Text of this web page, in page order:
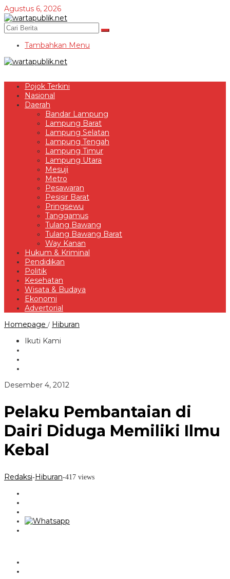
Lewati
ke
konten
Agustus 6, 2026
Tambahkan Menu
Pojok Terkini
Nasional
Daerah
Bandar Lampung
Lampung Barat
Lampung Selatan
Lampung Tengah
Lampung Timur
Lampung Utara
Mesuji
Metro
Pesawaran
Pesisir Barat
Pringsewu
Tanggamus
Tulang Bawang
Tulang Bawang Barat
Way Kanan
Hukum & Kriminal
Pendidikan
Politik
Kesehatan
Wisata & Budaya
Ekonomi
Advertorial
Homepage / Hiburan
Ikuti Kami
Desember 4, 2012
Pelaku Pembantaian di
Dairi Diduga Memiliki Ilmu
Kebal
Redaksi-Hiburan-417 views